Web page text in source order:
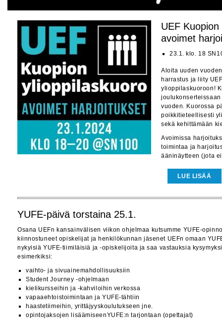
UEF
avoimet
23.1. klo. 18
Aloita uuden
harrastus ja liity
ylioppilaskuoroon!
vuoden. Kuorossa
poikkitieteellisesti
sekä kehittämään
Avoimissa
toimintaa ja
ääninäytteen (jota
LUE LISÄÄ
YUFE-päivä torstaina 25.1.
Osana UEFn kansainvälisen viikon ohjelmaa kutsumme YUFE-
kiinnostuneet opiskelijat ja henkilökunnan jäsenet UEFn omaan
nykyisiä YUFE-tiimiläisiä ja -opiskelijoita ja saa vastauksia
esimerkiksi:
vaihto- ja sivuainemahdollisuuksiin
Student Journey -ohjelmaan
kielikursseihin ja -kahviloihin verkossa
vapaaehtoistoimintaan ja YUFE-tähtiin
haastetiimeihin, yrittäjyyskoulutukseen jne.
opintojaksojen lisäämiseenYUFE:n tarjontaan (opettajat)